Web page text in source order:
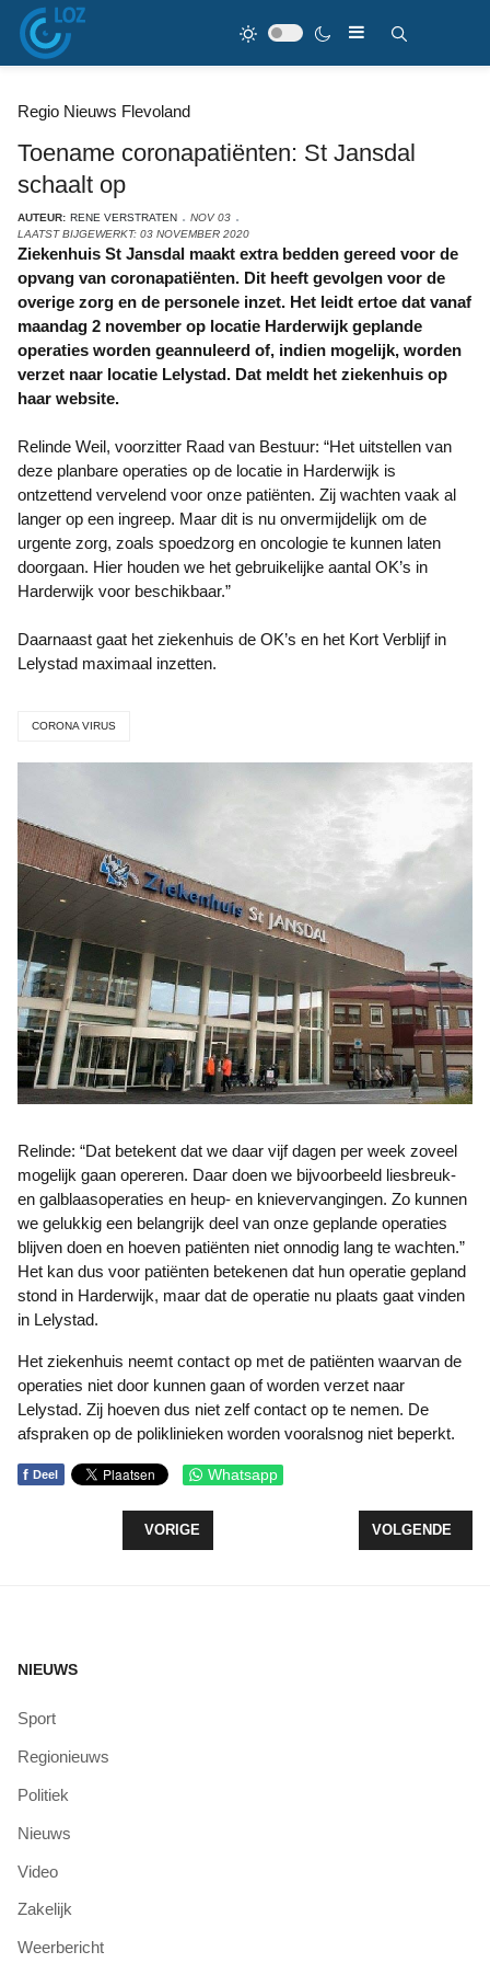
Regio Nieuws Flevoland
Toename coronapatiënten: St Jansdal
schaalt op
AUTEUR: RENE VERSTRATEN
NOV 03
LAATST BIJGEWERKT: 03 NOVEMBER 2020
Ziekenhuis St Jansdal maakt extra bedden gereed voor de
opvang van coronapatiënten. Dit heeft gevolgen voor de
overige zorg en de personele inzet. Het leidt ertoe dat vanaf
maandag 2 november op locatie Harderwijk geplande
operaties worden geannuleerd of, indien mogelijk, worden
verzet naar locatie Lelystad. Dat meldt het ziekenhuis op
haar website.
Relinde Weil, voorzitter Raad van Bestuur: “Het uitstellen van
deze planbare operaties op de locatie in Harderwijk is
ontzettend vervelend voor onze patiënten. Zij wachten vaak al
langer op een ingreep. Maar dit is nu onvermijdelijk om de
urgente zorg, zoals spoedzorg en oncologie te kunnen laten
doorgaan. Hier houden we het gebruikelijke aantal OK’s in
Harderwijk voor beschikbaar.”
Daarnaast gaat het ziekenhuis de OK’s en het Kort Verblijf in
Lelystad maximaal inzetten.
CORONA VIRUS
Relinde: “Dat betekent dat we daar vijf dagen per week zoveel
mogelijk gaan opereren. Daar doen we bijvoorbeeld liesbreuk-
en galblaasoperaties en heup- en knievervangingen. Zo kunnen
we gelukkig een belangrijk deel van onze geplande operaties
blijven doen en hoeven patiënten niet onnodig lang te wachten.”
Het kan dus voor patiënten betekenen dat hun operatie gepland
stond in Harderwijk, maar dat de operatie nu plaats gaat vinden
in Lelystad.
Het ziekenhuis neemt contact op met de patiënten waarvan de
operaties niet door kunnen gaan of worden verzet naar
Lelystad. Zij hoeven dus niet zelf contact op te nemen. De
afspraken op de poliklinieken worden vooralsnog niet beperkt.
f Deel Whatsapp
VORIG ARTIKEL: TIJDELIJKE VERZWARING
VORIGE VOLGENDE
VOLGENDE
NIEUWS
Sport
Regionieuws
Politiek
Nieuws
Video
Zakelijk
Weerbericht